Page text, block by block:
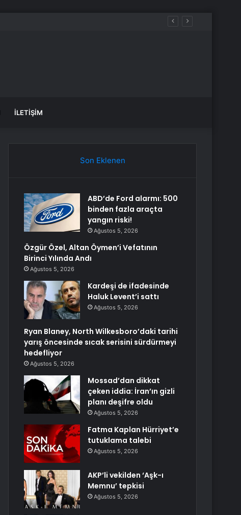
İLETIŞIM
Son Eklenen
ABD’de Ford alarmı: 500
binden fazla araçta
yangın riski!
Ağustos 5, 2026
Özgür Özel, Altan Öymen’i Vefatının
Birinci Yılında Andı
Ağustos 5, 2026
Kardeşi de ifadesinde
Haluk Levent’i sattı
Ağustos 5, 2026
Ryan Blaney, North Wilkesboro’daki tarihi
yarış öncesinde sıcak serisini sürdürmeyi
hedefliyor
Ağustos 5, 2026
Mossad’dan dikkat
çeken iddia: İran’ın gizli
planı deşifre oldu
Ağustos 5, 2026
Fatma Kaplan Hürriyet’e
tutuklama talebi
Ağustos 5, 2026
AKP’li vekilden ‘Aşk-ı
Memnu’ tepkisi
Ağustos 5, 2026